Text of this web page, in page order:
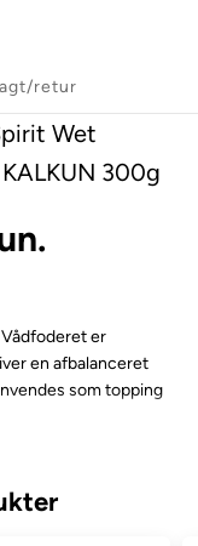
retur
Wet
300g
er
en afbalanceret
som topping
korn, farvestoffer,